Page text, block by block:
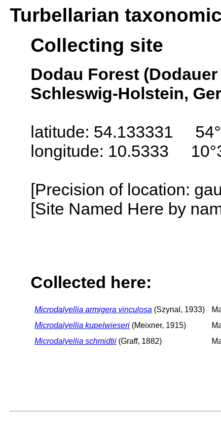
Turbellarian
Collecting site
Dodau Forest
Schleswig-Holstein,
latitude: 54.133331
longitude: 10.5333
[Precision of location:
[Site Named Here by
Collected here:
Microdalyellia armigera vinculosa (Szynal, 1933)
Microdalyellia kupelwieseri (Meixner, 1915)
Microdalyellia schmidtii (Graff, 1882)